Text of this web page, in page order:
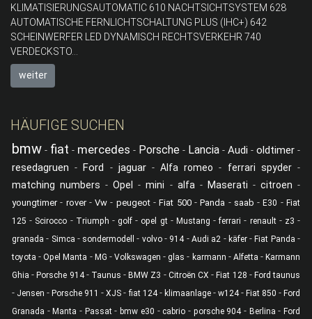
KLIMATISIERUNGSAUTOMATIC 610 NACHTSICHTSYSTEM 628
AUTOMATISCHE FERNLICHTSCHALTUNG PLUS (IHC+) 642
SCHEINWERFER LED DYNAMISCH RECHTSVERKEHR 740
VERDECKSTO...
weiter
HÄUFIGE SUCHEN
bmw - fiat - mercedes - Porsche - Lancia - Audi - oldtimer -
resedagruen -Ford - jaguar-Alfa romeo - ferrari spyder-
matching numbers -Opel -mini - alfa - Maserati - citroen -
youngtimer- rover-Vw - peugeot-Fiat 500-Panda - saab -E30 -Fiat
125 - Scirocco - Triumph - golf - opel gt- Mustang -ferrari - renault- z3 -
granada - Simca - sondermodell - volvo- 914- Audi a2 - käfer-Fiat Panda -
toyota -Opel Manta - MG - Volkswagen - glas - karmann - Alfetta -Karmann
Ghia -Porsche 914- Taunus -BMW Z3 - Citroën CX -Fiat 128 - Ford taunus
- Jensen -Porsche 911 -XJS -fiat 124- klimaanlage- w124- Fiat 850 -Ford
Granada -Manta - Passat-bmw e30 -cabrio - porsche 904- Berlina - Ford